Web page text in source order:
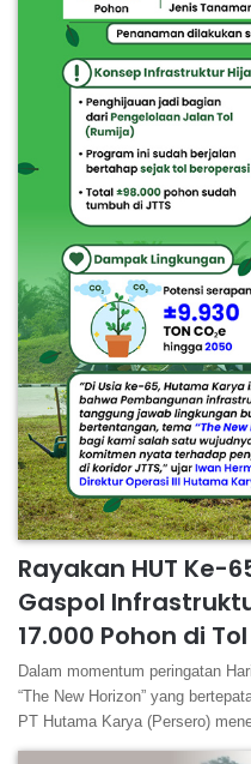
Rayakan HUT Ke-
Gaspol
17.000 Pohon di
Dalam momentum peringatan
“The New Horizon” yang
PT Hutama Karya (Persero)